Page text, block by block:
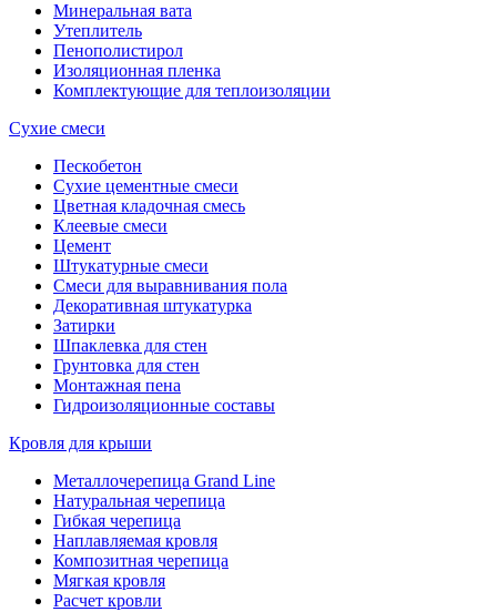
Минеральная вата
Утеплитель
Пенополистирол
Изоляционная пленка
Комплектующие для теплоизоляции
Сухие смеси
Пескобетон
Сухие цементные смеси
Цветная кладочная смесь
Клеевые смеси
Цемент
Штукатурные смеси
Смеси для выравнивания пола
Декоративная штукатурка
Затирки
Шпаклевка для стен
Грунтовка для стен
Монтажная пена
Гидроизоляционные составы
Кровля для крыши
Металлочерепица Grand Line
Натуральная черепица
Гибкая черепица
Наплавляемая кровля
Композитная черепица
Мягкая кровля
Расчет кровли